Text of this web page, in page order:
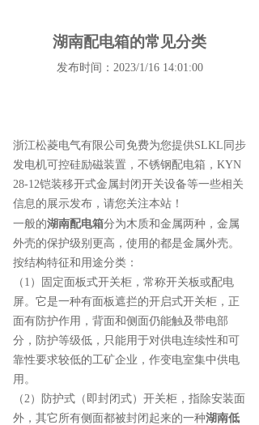
湖南配电箱的常见分类
发布时间：2023/1/16 14:01:00
浙江松菱电气有限公司免费为您提供SLKL同步
发电机可控硅励磁装置 ，不锈钢配电箱，KYN
28-12铠装移开式金属封闭开关设备等一些相关
信息的展示发布，请您关注本站！
一般的湖南配电箱分为木质和金属两种，金属
外壳的保护级别更高，使用的都是金属外壳。
按结构特征和用途分类：
（1）固定面板式开关柜，常称开关板或配电
屏。它是一种有面板遮拦的开启式开关柜，正
面有防护作用，背面和侧面仍能触及带电部
分，防护等级低，只能用于对供电连续性和可
靠性要求较低的工矿企业，作变电室集中供电
用。
（2）防护式（即封闭式）开关柜，指除安装面
外，其它所有侧面都被封闭起来的一种湖南低